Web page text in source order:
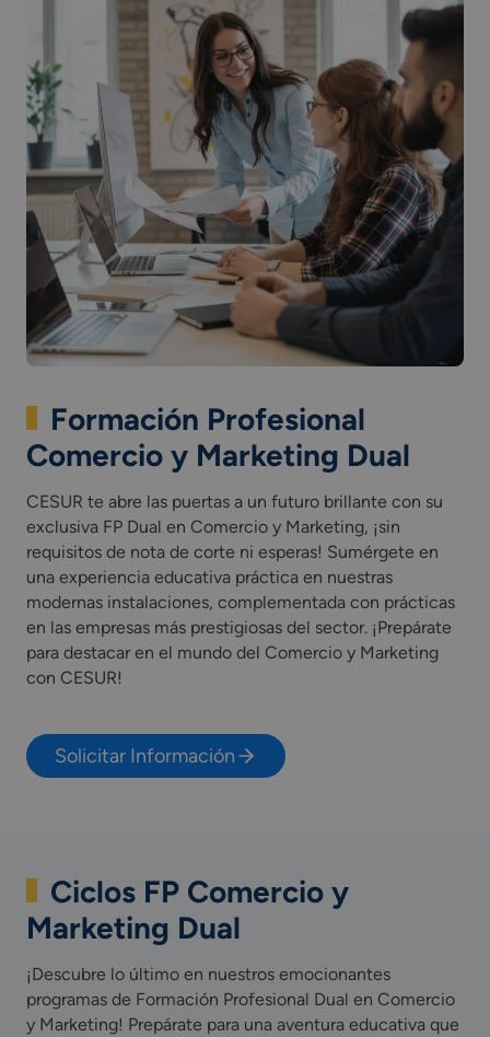
Formación Profesional
Comercio y Marketing Dual
CESUR te abre las puertas a un futuro brillante con su
exclusiva FP Dual en Comercio y Marketing, ¡sin
requisitos de nota de corte ni esperas! Sumérgete en
una experiencia educativa práctica en nuestras
modernas instalaciones, complementada con prácticas
en las empresas más prestigiosas del sector. ¡Prepárate
para destacar en el mundo del Comercio y Marketing
con CESUR!
Solicitar Información
Ciclos FP Comercio y
Marketing Dual
¡Descubre lo último en nuestros emocionantes
programas de Formación Profesional Dual en Comercio
y Marketing! Prepárate para una aventura educativa que